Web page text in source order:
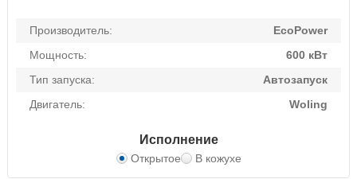
Производитель:
EcoPower
Мощность:
600 кВт
Тип запуска:
Автозапуск
Двигатель:
Woling
Исполнение
Открытое В кожухе